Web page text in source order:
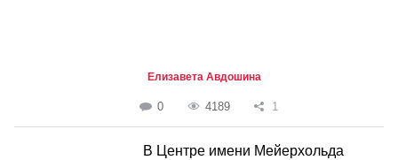
Елизавета Авдошина
0 4189 1
В Центре имени Мейерхольда